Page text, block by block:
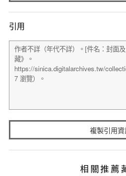
引用
複製引用資
相關推薦